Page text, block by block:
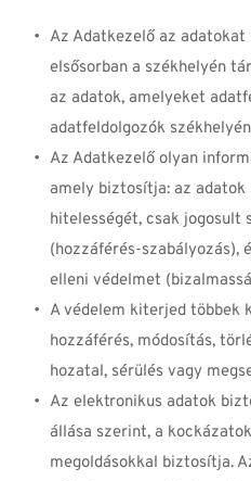
Az Adatkezelő az adatokat
elsősorban a székhelyén
az adatok, amelyeket
adatfeldolgozók
Az Adatkezelő olyan
amely biztosítja: az
hitelességét, csak jogosult
(hozzáférés-szabályozás),
elleni védelmet
A védelem kiterjed többek
hozzáférés, módosítás,
hozatal, sérülés vagy
Az elektronikus adatok
állása szerint, a
megoldásokkal biztosítja.